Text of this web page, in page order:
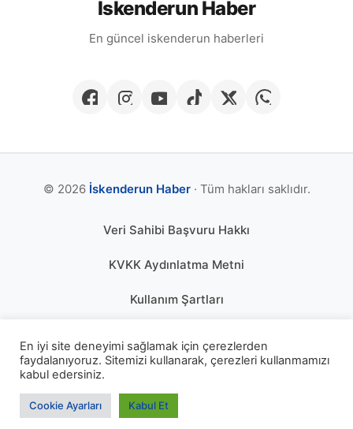
İskenderun Haber
En güncel iskenderun haberleri
© 2026 İskenderun Haber· Tüm hakları saklıdır.
Veri Sahibi Başvuru Hakkı
KVKK Aydınlatma Metni
Kullanım Şartları
Çerez Politikası
KÜNYE
En iyi site deneyimi sağlamak için çerezlerden
faydalanıyoruz. Sitemizi kullanarak, çerezleri kullanmamızı
kabul edersiniz.
Cookie Ayarları Kabul Et